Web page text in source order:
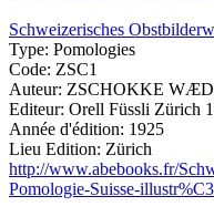
Schweizerisches
Type: Pomologies
Code: ZSC1
Auteur: ZSCHOKKE
Editeur: Orell Füssli Zürich
Année d'édition: 1925
Lieu Edition: Zürich
http://www.abebooks.fr/
Pomologie-Suisse-